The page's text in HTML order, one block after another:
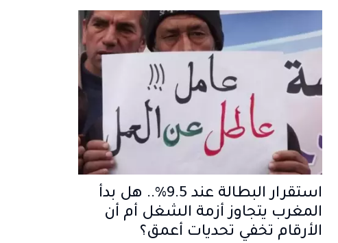
استقرار البطالة عند 9.5%.. هل بدأ
المغرب يتجاوز أزمة الشغل أم أن
الأرقام تخفي تحديات أعمق؟